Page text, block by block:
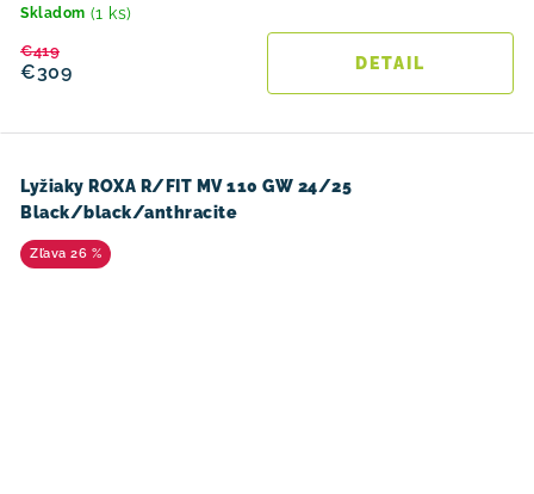
Skladom (1 ks)
€309
€419
DETAIL
Lyžiaky ROXA R/FIT MV 110 GW 24/25
Black/black/anthracite
26 %